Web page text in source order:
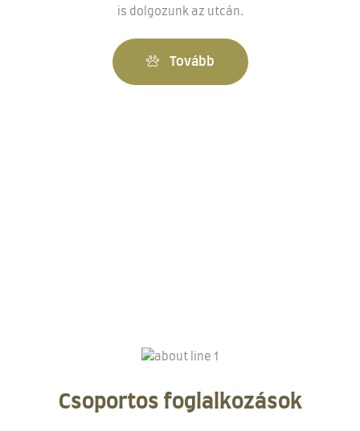
is dolgozunk az utcán.
Tovább
Csoportos foglalkozások